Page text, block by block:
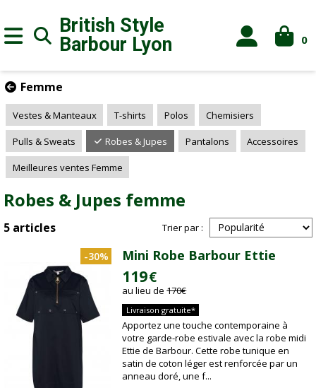
British Style
Barbour Lyon 0
Femme
Vestes & Manteaux T-shirts Polos Chemisiers
Pulls & Sweats Robes & Jupes Pantalons Accessoires
Meilleures ventes Femme
Robes & Jupes femme
5 articles Trier par :
-30% Mini Robe Barbour Ettie
119€
au lieu de170€
Livraison gratuite*
Apportez une touche contemporaine à
votre garde-robe estivale avec la robe midi
Ettie de Barbour. Cette robe tunique en
satin de coton léger est renforcée par un
anneau doré, une f...